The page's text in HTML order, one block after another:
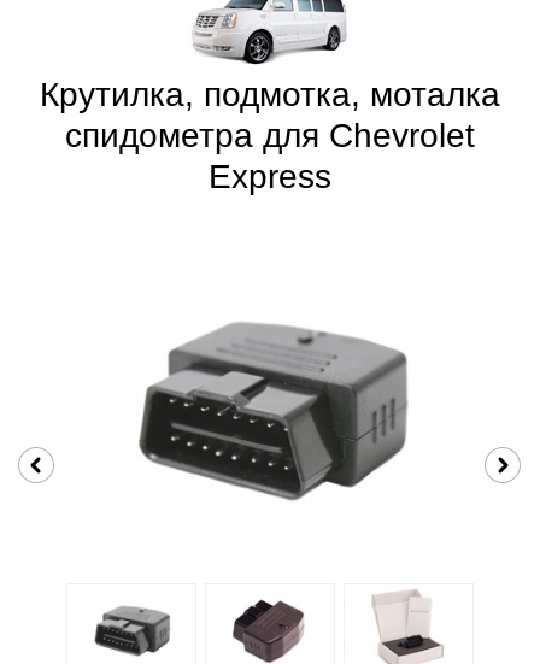
Крутилка, подмотка, моталка
спидометра для Chevrolet
Express